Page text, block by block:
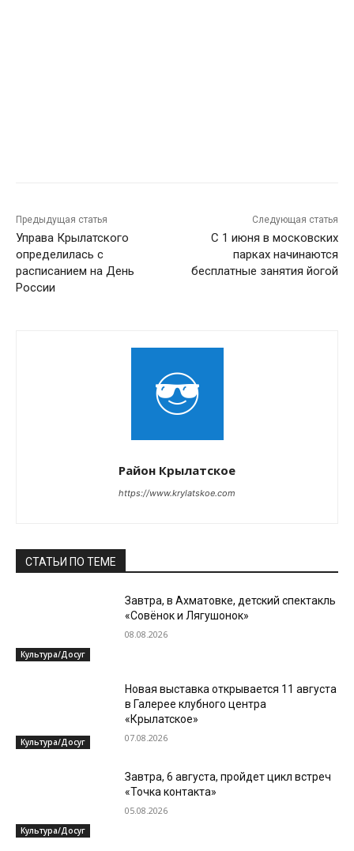
Предыдущая статья
Управа Крылатского
определилась с
расписанием на День
России
Следующая статья
С 1 июня в московских
парках начинаются
бесплатные занятия йогой
Район Крылатское
https://www.krylatskoe.com
СТАТЬИ ПО ТЕМЕ
Культура/Досуг
Завтра, в Ахматовке, детский спектакль
«Совёнок и Лягушонок»
08.08.2026
Культура/Досуг
Новая выставка открывается 11 августа
в Галерее клубного центра
«Крылатское»
07.08.2026
Культура/Досуг
Завтра, 6 августа, пройдет цикл встреч
«Точка контакта»
05.08.2026